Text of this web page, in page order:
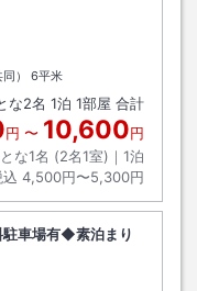
）
6平米
な2名 1泊 1部屋 合計
円 〜 10,600円
な1名 (2名1室)｜ 1泊
4,500円〜5,300円
駐車場有◆素泊まり